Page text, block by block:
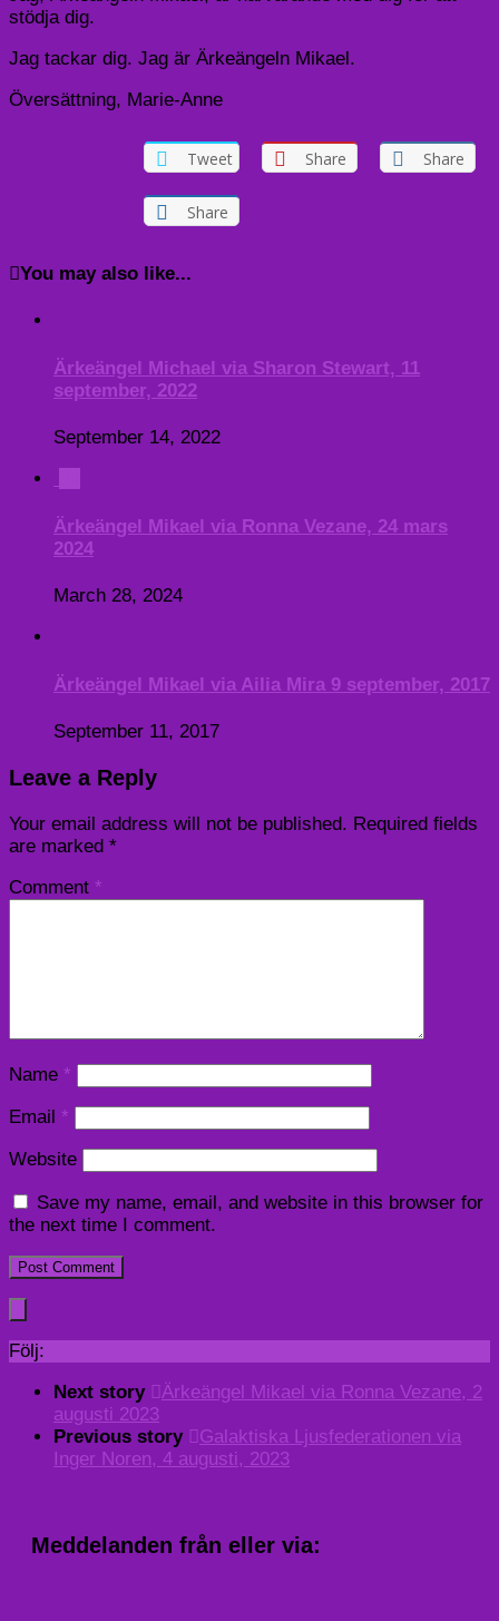
stödja dig.
Jag tackar dig. Jag är Ärkeängeln Mikael.
Översättning, Marie-Anne
Tweet Share Share
Share
You may also like...
Ärkeängel Michael via Sharon Stewart, 11
september, 2022
September 14, 2022
Ärkeängel Mikael via Ronna Vezane, 24 mars
2024
March 28, 2024
Ärkeängel Mikael via Ailia Mira 9 september, 2017
September 11, 2017
Leave a Reply
Your email address will not be published. Required fields
are marked *
Comment *
Name *
Email *
Website
Save my name, email, and website in this browser for
the next time I comment.
Följ:
Next story
Ärkeängel Mikael via Ronna Vezane, 2
augusti 2023
Previous story
Galaktiska Ljusfederationen via
Inger Noren, 4 augusti, 2023
Meddelanden från eller via: